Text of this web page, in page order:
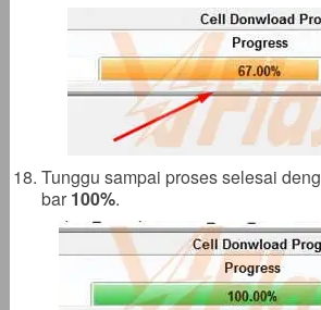
Tunggu sampai proses selesai
bar 100%.